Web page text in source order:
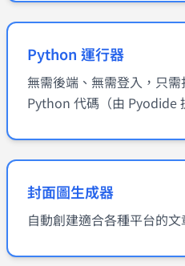
Python 運行器
無需後端、無需登入，只
Python 代碼（由 Pyodide
封面圖生成器
自動創建適合各種平台的